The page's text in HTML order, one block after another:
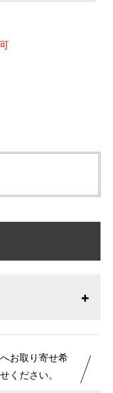
、お客様のお声か
しました。変更点
お取り寄せ希
ください。